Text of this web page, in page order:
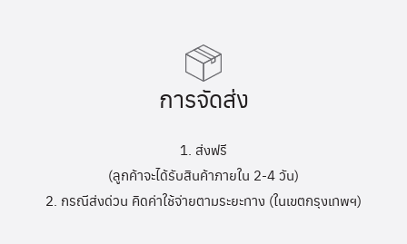
การจัดส่ง
1. ส่งฟรี
(ลูกค้าจะได้รับสินค้าภายใน 2-4 วัน)
2. กรณีส่งด่วน คิดค่าใช้จ่ายตามระยะทาง (ในเขตกรุงเทพฯ)